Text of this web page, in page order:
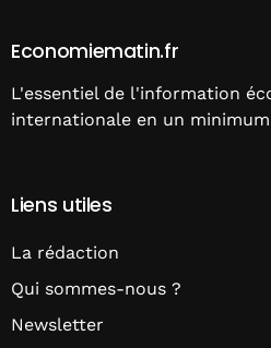
Economiematin.fr
L'essentiel de l'information
internationale en un
Liens utiles
La rédaction
Qui sommes-nous ?
Newsletter